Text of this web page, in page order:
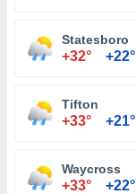
Statesboro
+32° +22°
Tifton
+33° +21°
Waycross
+33° +22°